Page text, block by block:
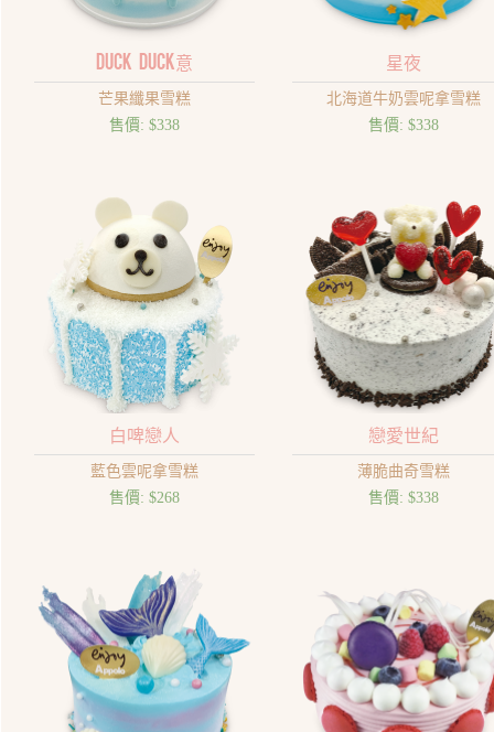
Duck Duck意
芒果纖果雪糕
售價: $338
星夜
北海道牛奶雲呢拿雪糕
售價: $338
白啤戀人
藍色雲呢拿雪糕
售價: $268
戀愛世紀
薄脆曲奇雪糕
售價: $338